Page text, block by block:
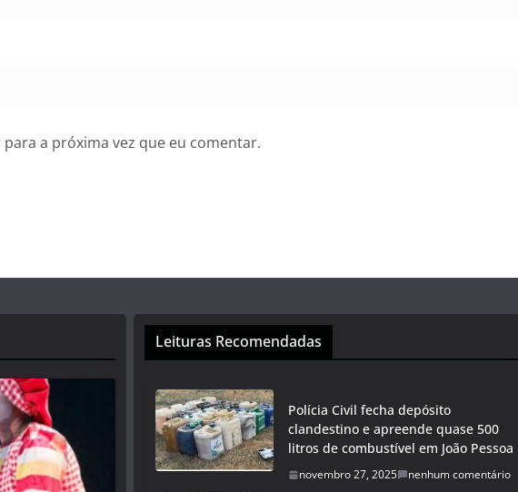
a próxima vez que eu comentar.
Leituras Recomendadas
Polícia Civil fecha depósito
clandestino e apreende quase 500
litros de combustível em João Pessoa
novembro 27, 2025 nenhum comentário